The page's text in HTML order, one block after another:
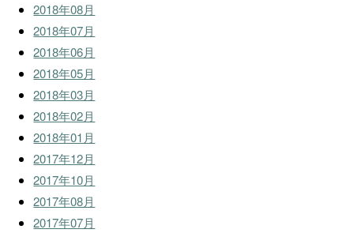
2018年08月
2018年07月
2018年06月
2018年05月
2018年03月
2018年02月
2018年01月
2017年12月
2017年10月
2017年08月
2017年07月